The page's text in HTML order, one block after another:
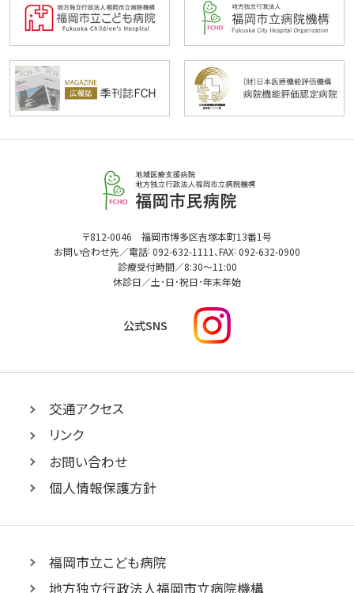
福
岡
市
民
病
〒812-0046 福岡市博多区吉塚本町13番1号
お問い合わせ先／電話: 092-632-1111 、FAX: 092-632-0900
診療受付時間／8:30～11:00
休診日／土･日･祝日･年末年始
公式SNS
I
n
t
交通アクセス
リンク
お問い合わせ
個人情報保護方針
福岡市立こども病院
地方独立行政法人福岡市立病院機構